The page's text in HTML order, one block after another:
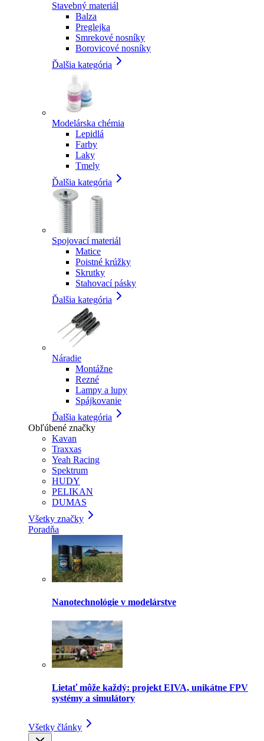
Stavebný materiál
Balza
Preglejka
Smrekové nosníky
Borovicové nosníky
Ďalšia kategória
Modelárska chémia
Lepidlá
Farby
Laky
Tmely
Ďalšia kategória
Spojovací materiál
Matice
Poistné krúžky
Skrutky
Stahovací pásky
Ďalšia kategória
Náradie
Montážne
Rezné
Lampy a lupy
Spájkovanie
Ďalšia kategória
Obľúbené značky
Kavan
Traxxas
Yeah Racing
Spektrum
HUDY
PELIKAN
DUMAS
Všetky značky
Poradňa
Nanotechnológie v modelárstve
Lietať môže každý: projekt EIVA, unikátne FPV
systémy a simulátory
Všetky články